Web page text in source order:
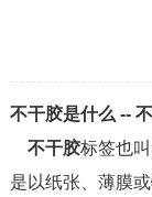
不干胶是什么 --
不干胶标签也
是以纸张、薄膜